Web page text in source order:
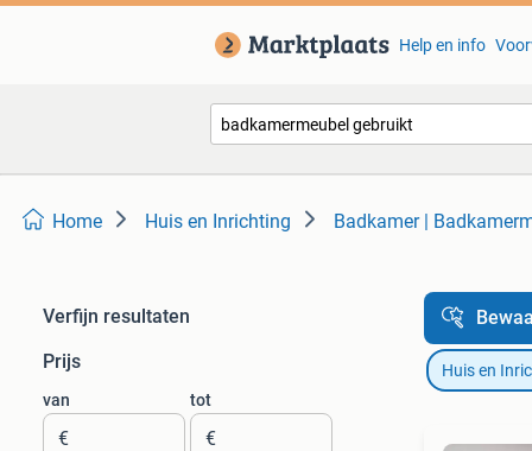
Help en info
Home Huis en Inrichting Badkamer |
Verfijn resultaten
Prijs
van
€
tot
€
Huis en